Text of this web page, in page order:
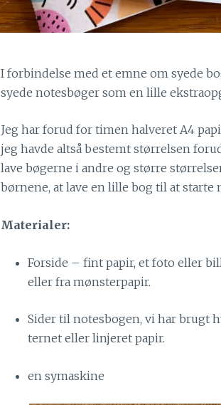
I forbindelse med et emne om syede
syede notesbøger som en lille
Jeg har forud for timen halveret A4
jeg havde altså bestemt størrelsen
lave bøgerne i andre og større
børnene, at lave en lille bog til at starte
Materialer:
Forside – fint papir, et foto eller
eller fra mønsterpapir.
Sider til notesbogen, vi har brugt
ternet eller linjeret papir.
en symaskine